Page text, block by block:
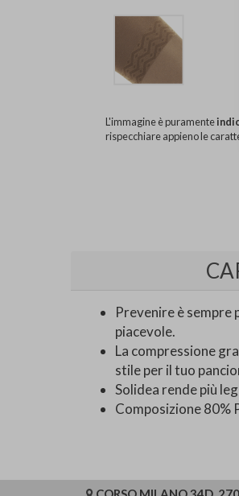
L'immagine è puramente
rispecchiare appieno le
Prevenire è sempre
piacevole.
La compressione
stile per il tuo
Solidea rende più
Composizione 80%